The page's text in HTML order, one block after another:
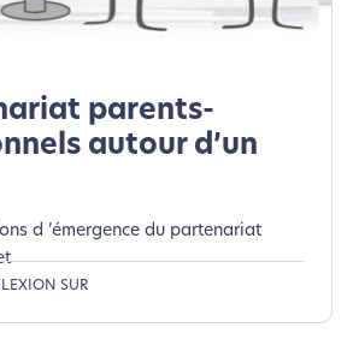
parents-
autour d’un
d ’émergence du partenariat
SUR